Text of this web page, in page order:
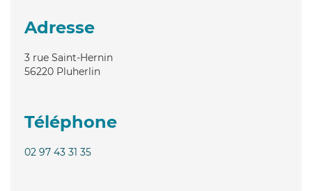
Adresse
3 rue Saint-Hernin
56220 Pluherlin
Téléphone
02 97 43 31 35